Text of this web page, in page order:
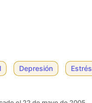
Depresión Estrés